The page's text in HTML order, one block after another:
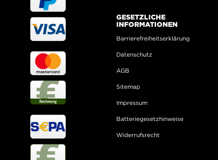
GESETZLICHE
INFORMATIONEN
Barrierefreiheitserklärung
Datenschutz
AGB
Sitemap
Impressum
Batteriegesetzhinweise
Widerrufsrecht